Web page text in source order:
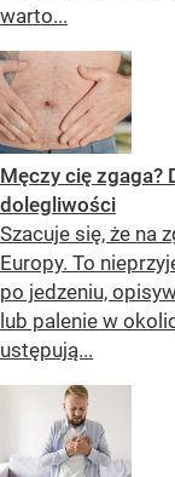
warto...
Męczy cię zgaga?
dolegliwości
Szacuje się, że na
Europy. To
po jedzeniu,
lub palenie w
ustępują...